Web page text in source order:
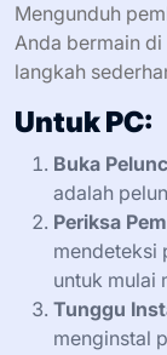
Mengunduh
Anda bermain
langkah
Untuk PC:
Buka
adalah
Periksa
mendeteksi
untuk mulai
Tunggu
menginstal